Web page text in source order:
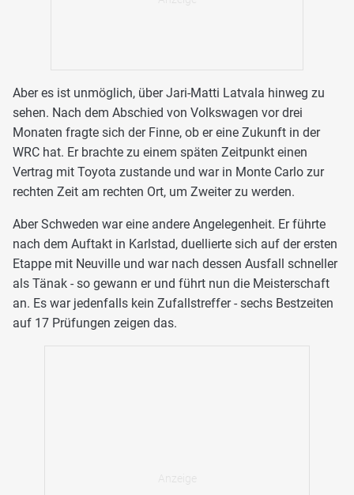
Aber es ist unmöglich, über Jari-Matti Latvala hinweg zu
sehen. Nach dem Abschied von Volkswagen vor drei
Monaten fragte sich der Finne, ob er eine Zukunft in der
WRC hat. Er brachte zu einem späten Zeitpunkt einen
Vertrag mit Toyota zustande und war in Monte Carlo zur
rechten Zeit am rechten Ort, um Zweiter zu werden.
Aber Schweden war eine andere Angelegenheit. Er führte
nach dem Auftakt in Karlstad, duellierte sich auf der ersten
Etappe mit Neuville und war nach dessen Ausfall schneller
als Tänak - so gewann er und führt nun die Meisterschaft
an. Es war jedenfalls kein Zufallstreffer - sechs Bestzeiten
auf 17 Prüfungen zeigen das.